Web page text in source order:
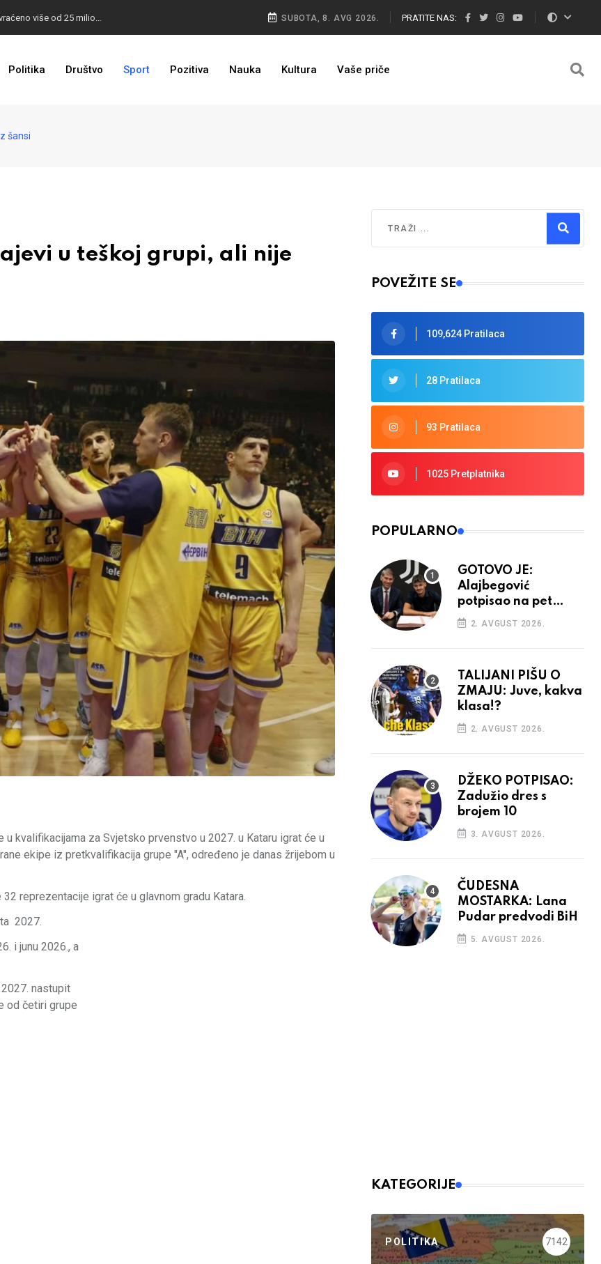
SUBOTA, 8. AVG 2026. PRATITE NAS:
Politika Društvo Sport Pozitiva Nauka Kultura Vaše priče
šansi
u teškoj grupi, ali nije
kvalifikacijama za Svjetsko prvenstvo u 2027. u Kataru igrat će u
ekipe iz pretkvalifikacija grupe "A", određeno je danas žrijebom u
reprezentacije igrat će u glavnom gradu Katara.
2027.
i junu 2026., a
nastupit
od četiri grupe
Type 2 or more characters for results.
POVEŽITE SE
109,624 Pratilaca
28 Pratilaca
93 Pratilaca
1025 Pretplatnika
POPULARNO
GOTOVO JE:
Alajbegović
potpisao na pet
godina
2. AVGUST 2026.
TALIJANI PIŠU O
ZMAJU: Juve, kakva
klasa!?
2. AVGUST 2026.
DŽEKO POTPISAO:
Zadužio dres s
brojem 10
3. AVGUST 2026.
ČUDESNA
MOSTARKA: Lana
Pudar predvodi BiH
5. AVGUST 2026.
KATEGORIJE
POLITIKA 7142